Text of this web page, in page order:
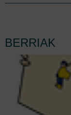
BERRIAK